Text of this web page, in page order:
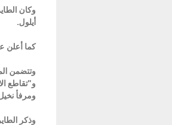
وكان
أيلول.
كما أعلن
و"تقاطع
ومرفأ